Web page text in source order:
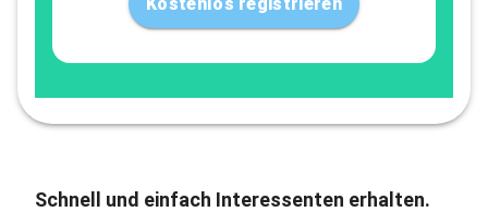
Schnell und einfach Interessenten erhalten.